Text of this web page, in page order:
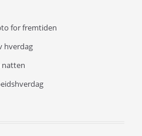
for fremtiden
hverdag
natten